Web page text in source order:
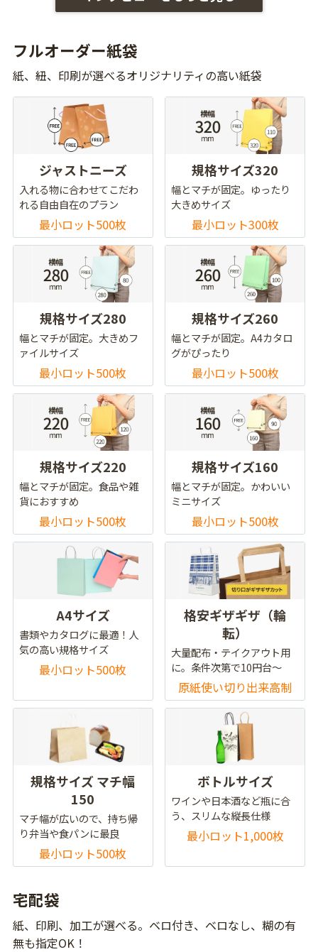
フルオーダー紙袋
紙、紐、印刷が選べるオリジナリティの高い紙袋
ジャストニーズ
入れる物に合わせてこだわ
れる自由自在のプラン
最小ロット500枚
規格サイズ320
幅とマチが固定。ゆったり
大きめサイズ
最小ロット300枚
規格サイズ280
幅とマチが固定。大きめフ
ァイルサイズ
最小ロット500枚
規格サイズ260
幅とマチが固定。A4カタロ
グがぴったり
最小ロット500枚
規格サイズ220
幅とマチが固定。食品や雑
貨におすすめ
最小ロット500枚
規格サイズ160
幅とマチが固定。かわいい
ミニサイズ
最小ロット500枚
A4サイズ
書類やカタログに最適！人
気の高い規格サイズ
最小ロット500枚
格安ギザギザ（輪
転）
大量配布・テイクアウト用
に。条件次第で10円台～
原紙使い切り出来高制
規格サイズ マチ幅
150
マチ幅が広いので、持ち帰
り弁当や食パンに最良
最小ロット500枚
ボトルサイズ
ワインや日本酒など瓶に合
う、スリムな縦長仕様
最小ロット1,000枚
宅配袋
紙、印刷、加工が選べる。ベロ付き、ベロなし、糊の有
無も指定OK！